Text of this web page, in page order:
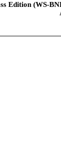
Edition (WS-